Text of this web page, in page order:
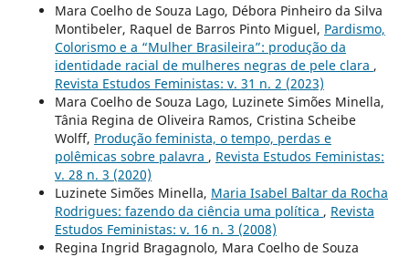
Mara Coelho de Souza Lago, Débora Pinheiro da Silva
Montibeler, Raquel de Barros Pinto Miguel, Pardismo,
Colorismo e a “Mulher Brasileira”: produção da
identidade racial de mulheres negras de pele clara ,
Revista Estudos Feministas: v. 31 n. 2 (2023)
Mara Coelho de Souza Lago, Luzinete Simões Minella,
Tânia Regina de Oliveira Ramos, Cristina Scheibe
Wolff, Produção feminista, o tempo, perdas e
polêmicas sobre palavra , Revista Estudos Feministas:
v. 28 n. 3 (2020)
Luzinete Simões Minella, Maria Isabel Baltar da Rocha
Rodrigues: fazendo da ciência uma política , Revista
Estudos Feministas: v. 16 n. 3 (2008)
Regina Ingrid Bragagnolo, Mara Coelho de Souza